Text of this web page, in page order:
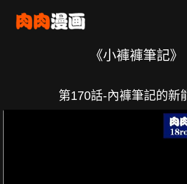
《小褲褲筆記》
第170話-內褲筆記的新